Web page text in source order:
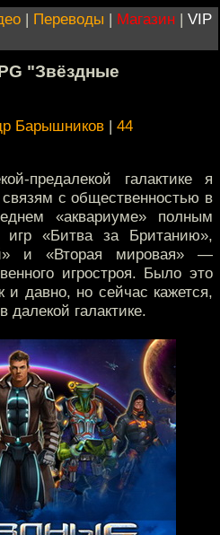
| Переводы | Магазин | VIP
"Звёздные
Барышников | 44
предалекой галактике я
с общественностью в
«аквариуме» полным
«Битва за Британию»,
и «Вторая мировая» —
игростроя. Было это
давно, но сейчас кажется,
далекой галактике.